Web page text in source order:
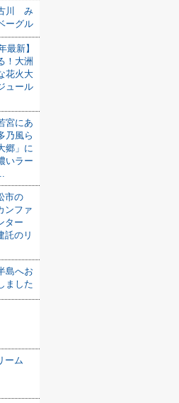
川 み
ーグル
最新】
！大洲
花火大
ュール
宮にあ
乃風ら
郷」に
いラー
市の
ンファ
ター
託のリ
島へお
ました
ーム